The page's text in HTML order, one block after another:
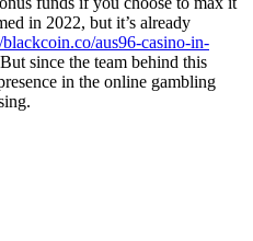
in 2022, but it’s already
blackcoin.co/aus96-casino-in-
since the team behind this
in the online gambling